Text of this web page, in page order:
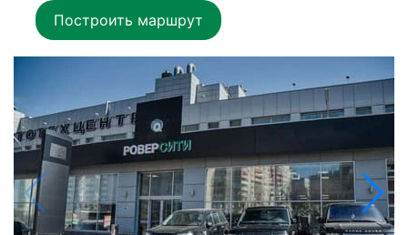
Построить маршрут